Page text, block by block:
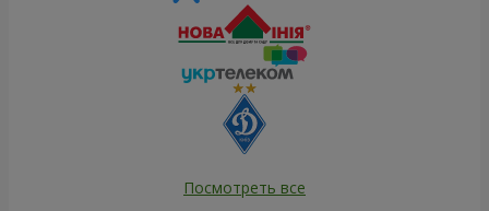
Посмотреть все